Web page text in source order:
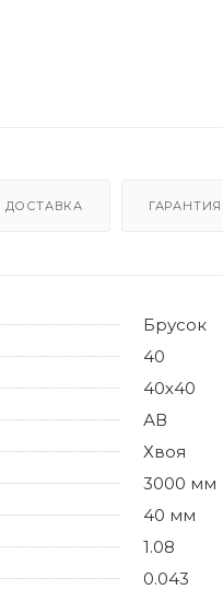
ДОСТАВКА ГАРАНТИЯ
Брусок
40
40х40
АВ
Хвоя
3000 мм
40 мм
1.08
0.043